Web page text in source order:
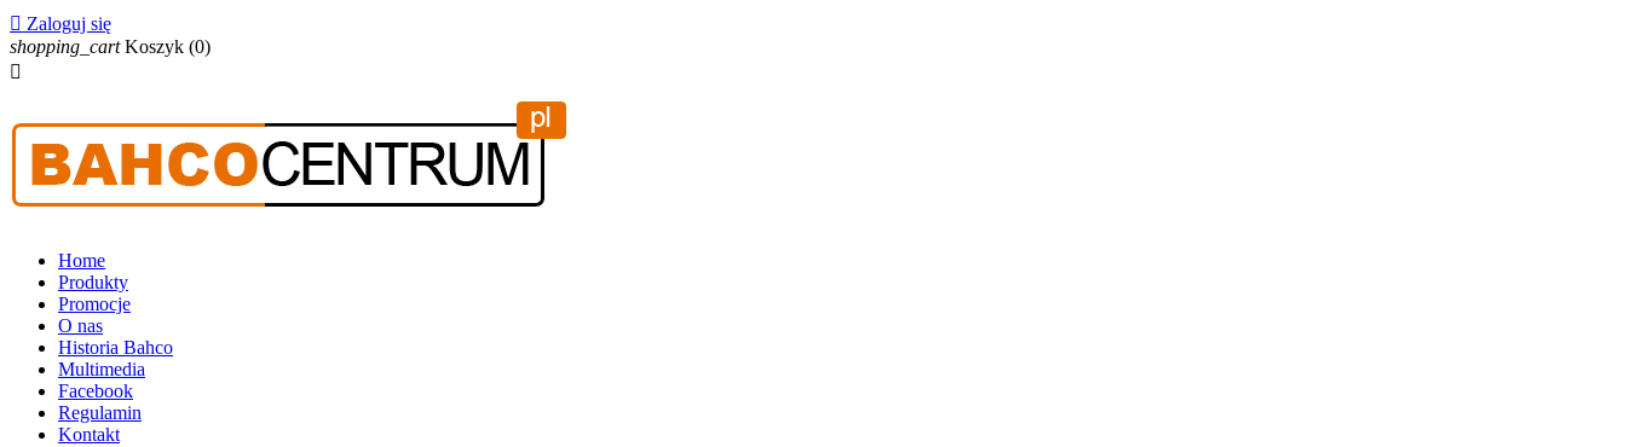
 Zaloguj się
shopping_cart Koszyk (0)

Home
Produkty
Promocje
O nas
Historia Bahco
Multimedia
Facebook
Regulamin
Kontakt